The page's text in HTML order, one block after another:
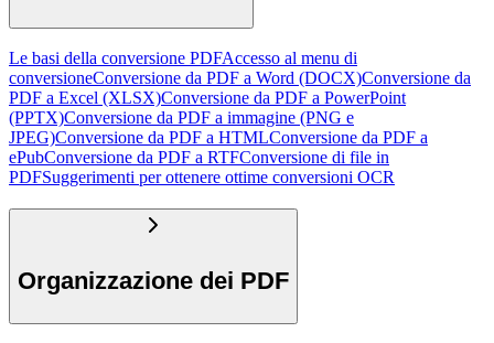
Le basi della conversione PDFAccesso al menu di
conversioneConversione da PDF a Word (DOCX)Conversione da
PDF a Excel (XLSX)Conversione da PDF a PowerPoint
(PPTX)Conversione da PDF a immagine (PNG e
JPEG)Conversione da PDF a HTMLConversione da PDF a
ePubConversione da PDF a RTFConversione di file in
PDFSuggerimenti per ottenere ottime conversioni OCR
Organizzazione dei PDF